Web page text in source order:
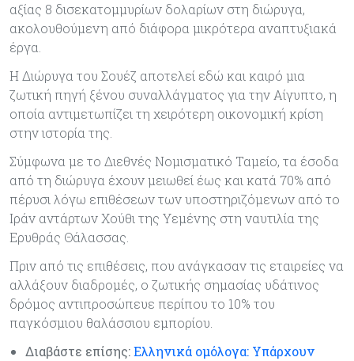
αξίας 8 δισεκατομμυρίων δολαρίων στη διώρυγα,
ακολουθούμενη από διάφορα μικρότερα αναπτυξιακά
έργα.
Η Διώρυγα του Σουέζ αποτελεί εδώ και καιρό μια
ζωτική πηγή ξένου συναλλάγματος για την Αίγυπτο, η
οποία αντιμετωπίζει τη χειρότερη οικονομική κρίση
στην ιστορία της.
Σύμφωνα με το Διεθνές Νομισματικό Ταμείο, τα έσοδα
από τη διώρυγα έχουν μειωθεί έως και κατά 70% από
πέρυσι λόγω επιθέσεων των υποστηριζόμενων από το
Ιράν αντάρτων Χούθι της Υεμένης στη ναυτιλία της
Ερυθράς Θάλασσας.
Πριν από τις επιθέσεις, που ανάγκασαν τις εταιρείες να
αλλάξουν διαδρομές, ο ζωτικής σημασίας υδάτινος
δρόμος αντιπροσώπευε περίπου το 10% του
παγκόσμιου θαλάσσιου εμπορίου.
Διαβάστε επίσης:Ελληνικά ομόλογα: Υπάρχουν